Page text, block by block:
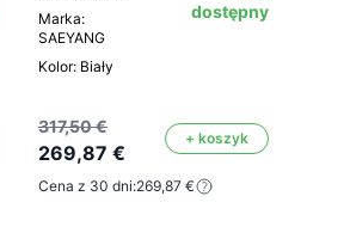
Marka:
SAEYANG
Kolor: Biały
dostępny
317,50 €
269,87 €
+ koszyk
Cena z 30 dni:269,87 €